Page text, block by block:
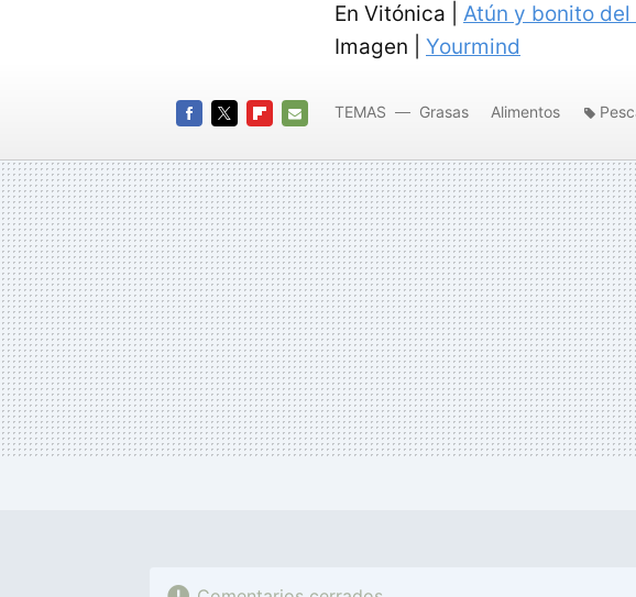
En Vitónica | Atún y bonito del
Imagen | Yourmind
MAIL
TEMAS Grasas Alimentos